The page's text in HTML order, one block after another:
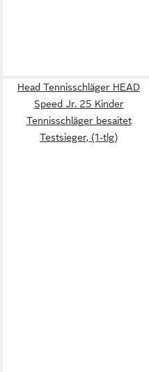
Head Tennisschläger HEAD
Speed Jr. 25 Kinder
Tennisschläger besaitet
Testsieger, (1-tlg)